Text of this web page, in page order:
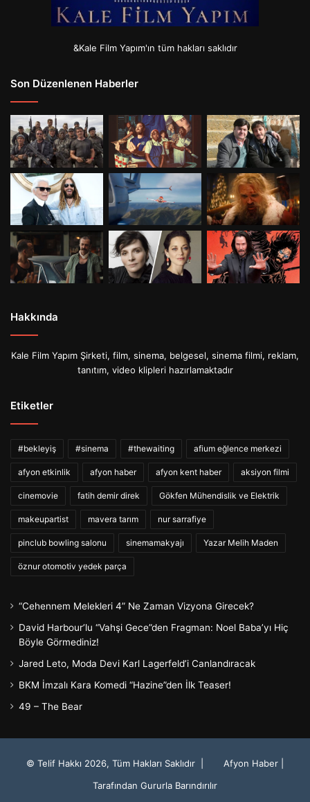
&Kale Film Yapım'ın tüm hakları saklıdır
Son Düzenlenen Haberler
Hakkında
Kale Film Yapım Şirketi, film, sinema, belgesel, sinema filmi, reklam,
tanıtım, video klipleri hazırlamaktadır
Etiketler
#bekleyiş #sinema #thewaiting afium eğlence merkezi
afyon etkinlik afyon haber afyon kent haber aksiyon filmi
cinemovie fatih demir direk Gökfen Mühendislik ve Elektrik
makeupartist mavera tarım nur sarrafiye
pinclub bowling salonu sinemamakyajı Yazar Melih Maden
öznur otomotiv yedek parça
“Cehennem Melekleri 4” Ne Zaman Vizyona Girecek?
David Harbour’lu “Vahşi Gece”den Fragman: Noel Baba’yı Hiç
Böyle Görmediniz!
Jared Leto, Moda Devi Karl Lagerfeld’i Canlandıracak
BKM İmzalı Kara Komedi “Hazine”den İlk Teaser!
49 – The Bear
© Telif Hakkı 2026, Tüm Hakları Saklıdır | Afyon Haber
Tarafından Gururla Barındırılır